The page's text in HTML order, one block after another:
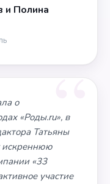
и Полина
о
«Роды.ru», в
Татьяны
искреннюю
«33
участие